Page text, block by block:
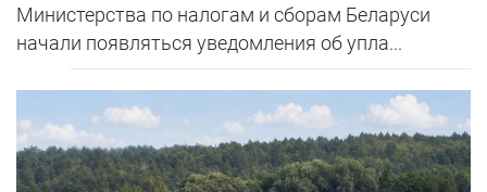
Министерства по налогам и сборам Беларуси
начали появляться уведомления об упла...